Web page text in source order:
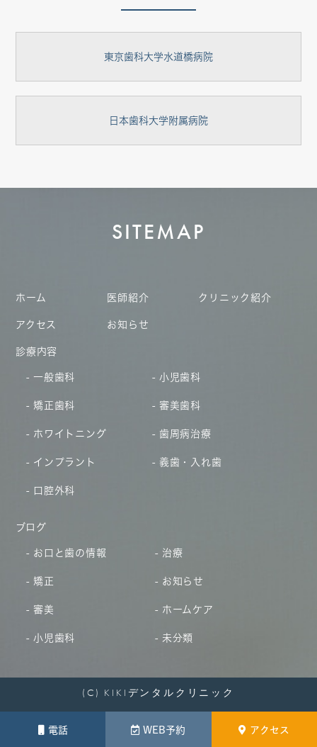
電話 WEB予約 アクセス
東京歯科大学水道橋病院
日本歯科大学附属病院
SITEMAP
ホーム 医師紹介 クリニック紹介
アクセス お知らせ
診療内容
一般歯科 小児歯科
矯正歯科 審美歯科
ホワイトニング 歯周病治療
インプラント 義歯・入れ歯
口腔外科
ブログ
お口と歯の情報 治療
矯正 お知らせ
審美 ホームケア
小児歯科 未分類
(C) KIKIデンタルクリニック